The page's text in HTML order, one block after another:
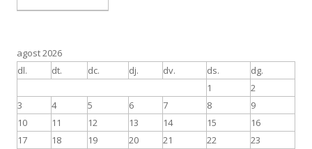
agost 2026
dl.
dt. dc. dj. dv. ds. dg.
1
2
3
4 5 6 7 8
9
10
11 12 13 14 15
16
17
18 19 20 21 22
23